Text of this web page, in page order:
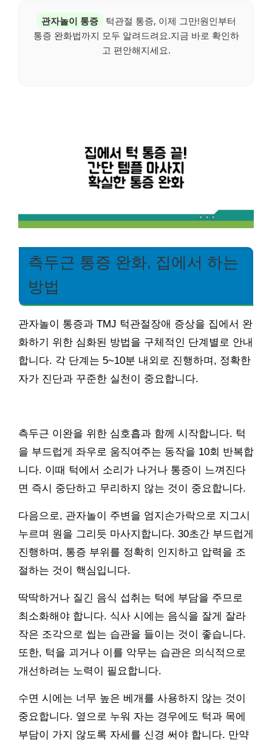
관자놀이 통증
턱관절 통증, 이제 그만!원인부터
통증 완화법까지 모두 알려드려요.지금 바로 확인하
고 편안해지세요.
측두근 통증 완화, 집에서 하는
방법
관자놀이 통증과 TMJ 턱관절장애 증상을 집에서 완
화하기 위한 심화된 방법을 구체적인 단계별로 안내
합니다. 각 단계는 5~10분 내외로 진행하며, 정확한
자가 진단과 꾸준한 실천이 중요합니다.
측두근 이완을 위한 심호흡과 함께 시작합니다. 턱
을 부드럽게 좌우로 움직여주는 동작을 10회 반복합
니다. 이때 턱에서 소리가 나거나 통증이 느껴진다
면 즉시 중단하고 무리하지 않는 것이 중요합니다.
다음으로, 관자놀이 주변을 엄지손가락으로 지그시
누르며 원을 그리듯 마사지합니다. 30초간 부드럽게
진행하며, 통증 부위를 정확히 인지하고 압력을 조
절하는 것이 핵심입니다.
딱딱하거나 질긴 음식 섭취는 턱에 부담을 주므로
최소화해야 합니다. 식사 시에는 음식을 잘게 잘라
작은 조각으로 씹는 습관을 들이는 것이 좋습니다.
또한, 턱을 괴거나 이를 악무는 습관은 의식적으로
개선하려는 노력이 필요합니다.
수면 시에는 너무 높은 베개를 사용하지 않는 것이
중요합니다. 옆으로 누워 자는 경우에도 턱과 목에
부담이 가지 않도록 자세를 신경 써야 합니다. 만약